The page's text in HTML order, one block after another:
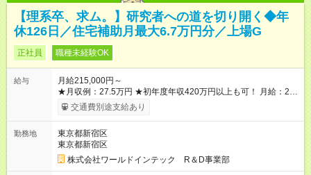
【理系卒、求ム。】研究者への道を切り開く◆年
休126日／住宅補助月最大6.7万円分／上場G
正社員 職種未経験OK
給与
月給215,000円～
★月収例：27.5万円 ★初年度年収420万円以上も可！ 月給：21
万5000円×12ヶ月 家賃補助：6.7万円×12ヶ月 ※1 賞与：4ヶ月
分 ※2 ――――――――――――――― 【合計】年424.4万円
費用全額負担も! ※1 規定あり ※2 賞与年2回支給（昨年度実績は
約3.8～4.5ヶ月分）。 ★あなたの頑張りを給与に反映！ 案件ご
とではなく、スキルの向上・資格取得・社内試験の結果、配属
先での評価などを給与に反映。研究者としての努力がしっかり
交通費別途支給あり
勤務地
東京都新宿区
東京都新宿区
株式会社ワールドインテック R＆D事業部